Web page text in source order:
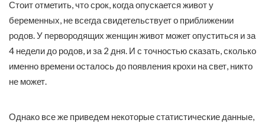
Стоит отметить, что срок, когда опускается живот у
беременных, не всегда свидетельствует о приближении
родов. У первородящих женщин живот может опуститься и за
4 недели до родов, и за 2 дня. И с точностью сказать, сколько
именно времени осталось до появления крохи на свет, никто
не может.
Однако все же приведем некоторые статистические данные,